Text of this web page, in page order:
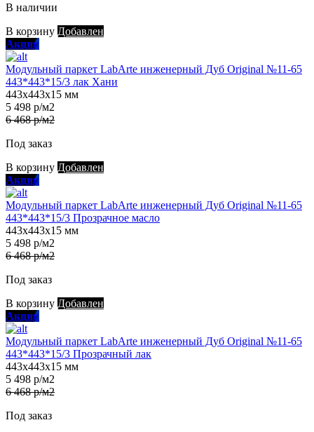
В наличии
В корзину Добавлен
Акция
Модульный паркет LabArte инженерный Дуб Original №11-65
443*443*15/3 лак Хани
443х443х15 мм
5 498 р/м2
6 468 р/м2
Под заказ
В корзину Добавлен
Акция
Модульный паркет LabArte инженерный Дуб Original №11-65
443*443*15/3 Прозрачное масло
443х443х15 мм
5 498 р/м2
6 468 р/м2
Под заказ
В корзину Добавлен
Акция
Модульный паркет LabArte инженерный Дуб Original №11-65
443*443*15/3 Прозрачный лак
443х443х15 мм
5 498 р/м2
6 468 р/м2
Под заказ